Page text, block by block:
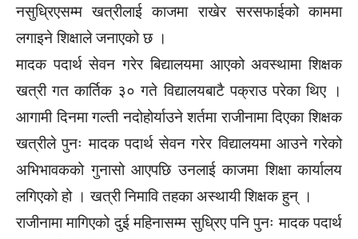
नसुध्रिएसम्म खत्रीलाई काजमा राखेर सरसफाईको काममा
लगाइने शिक्षाले जनाएको छ ।
मादक पदार्थ सेवन गरेर बिद्यालयमा आएको अवस्थामा शिक्षक
खत्री गत कार्तिक ३० गते विद्यालयबाटै पक्राउ परेका थिए ।
आगामी दिनमा गल्ती नदोहोर्याउने शर्तमा राजीनामा दिएका शिक्षक
खत्रीले पुनः मादक पदार्थ सेवन गरेर विद्यालयमा आउने गरेको
अभिभावकको गुनासो आएपछि उनलाई काजमा शिक्षा कार्यालय
लगिएको हो । खत्री निमावि तहका अस्थायी शिक्षक हुन् ।
राजीनामा मागिएको दुई महिनासम्म सुध्रिए पनि पुनः मादक पदार्थ